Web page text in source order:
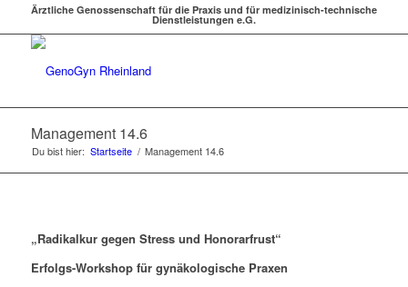
Ärztliche Genossenschaft für die Praxis und für medizinisch-technische
Dienstleistungen e.G.
Management 14.6
Du bist hier: Startseite / Management 14.6
„Radikalkur gegen Stress und Honorarfrust“
Erfolgs-Workshop für gynäkologische Praxen